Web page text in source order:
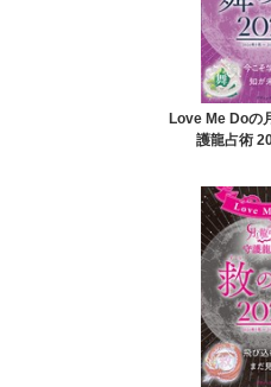
Love Me Doの
護龍占術